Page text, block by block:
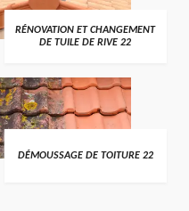
RÉNOVATION ET CHANGEMENT
DE TUILE DE RIVE 22
DÉMOUSSAGE DE TOITURE 22